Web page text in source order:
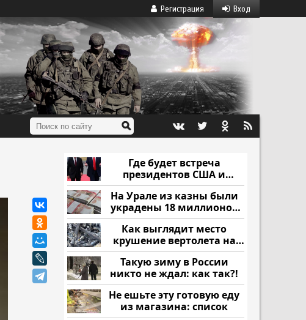
Вход
Регистрация
Где будет встреча
президентов США и
России: Европа?
На Урале из казны были
украдены 18 миллионов
рублей
Как выглядит место
крушение вертолета на
Кавказе: смотреть
Такую зиму в России
никто не ждал: как так?!
Не ешьте эту готовую еду
из магазина: список